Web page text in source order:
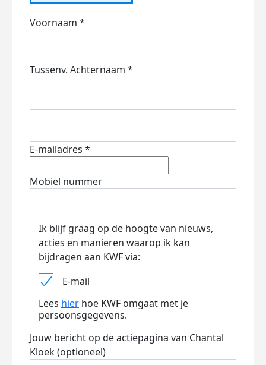
Voornaam *
Tussenv. Achternaam *
E-mailadres *
Mobiel nummer
Ik blijf graag op de hoogte van nieuws,
acties en manieren waarop ik kan
bijdragen aan KWF via:
E-mail
Lees hier hoe KWF omgaat met je
persoonsgegevens.
Jouw bericht op de actiepagina van Chantal
Kloek (optioneel)